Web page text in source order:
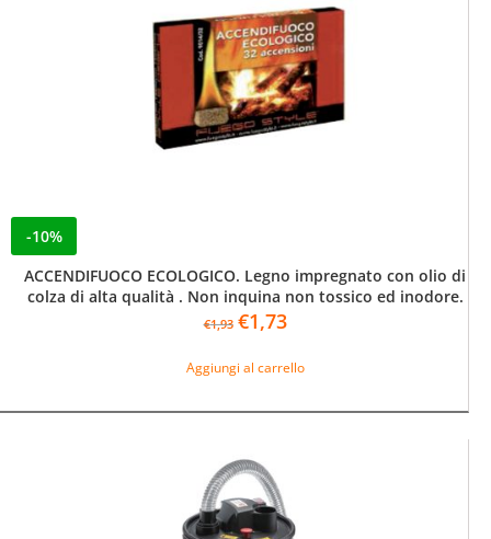
-10%
ACCENDIFUOCO ECOLOGICO. Legno impregnato con olio di
colza di alta qualità . Non inquina non tossico ed inodore.
€1,93 Il
originale
€1,93.
€1,73Il
attuale
€1,73.
Aggiungi al carrello